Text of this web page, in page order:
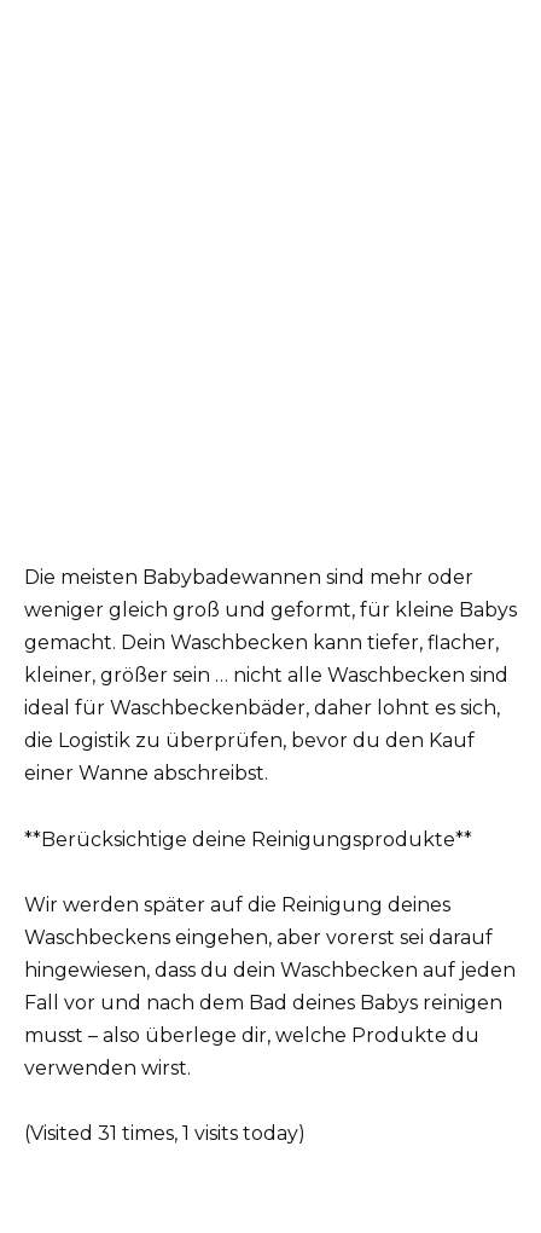
Die meisten Babybadewannen sind mehr oder
weniger gleich groß und geformt, für kleine Babys
gemacht. Dein Waschbecken kann tiefer, flacher,
kleiner, größer sein … nicht alle Waschbecken sind
ideal für Waschbeckenbäder, daher lohnt es sich,
die Logistik zu überprüfen, bevor du den Kauf
einer Wanne abschreibst.
**Berücksichtige deine Reinigungsprodukte**
Wir werden später auf die Reinigung deines
Waschbeckens eingehen, aber vorerst sei darauf
hingewiesen, dass du dein Waschbecken auf jeden
Fall vor und nach dem Bad deines Babys reinigen
musst – also überlege dir, welche Produkte du
verwenden wirst.
(Visited 31 times, 1 visits today)